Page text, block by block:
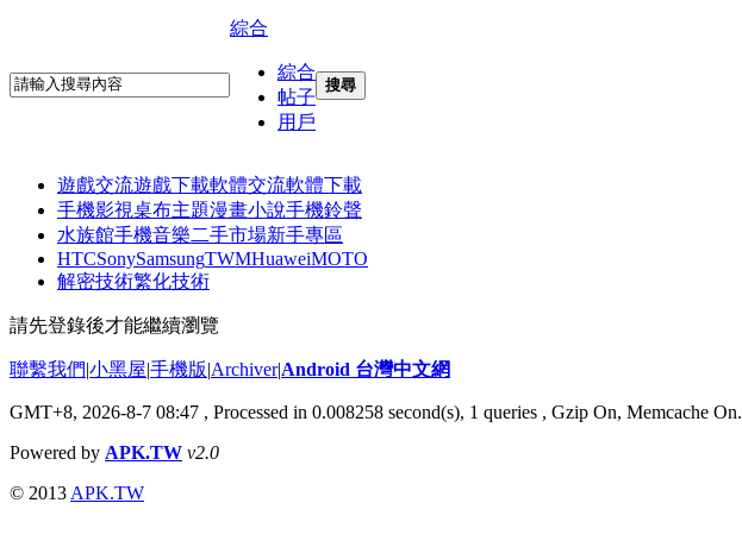
綜合
綜合
帖子
用戶
搜尋
遊戲交流遊戲下載軟體交流軟體下載
手機影視桌布主題漫畫小說手機鈴聲
水族館手機音樂二手市場新手專區
HTCSonySamsungTWMHuaweiMOTO
解密技術繁化技術
請先登錄後才能繼續瀏覽
聯繫我們|小黑屋|手機版|Archiver|Android 台灣中文網
GMT+8, 2026-8-7 08:47 , Processed in 0.008258 second(s), 1 queries , Gzip On, Memcache On.
Powered by APK.TW v2.0
© 2013 APK.TW